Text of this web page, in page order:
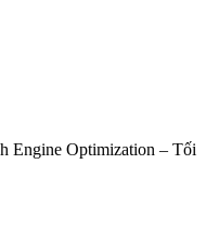
Engine Optimization – Tối